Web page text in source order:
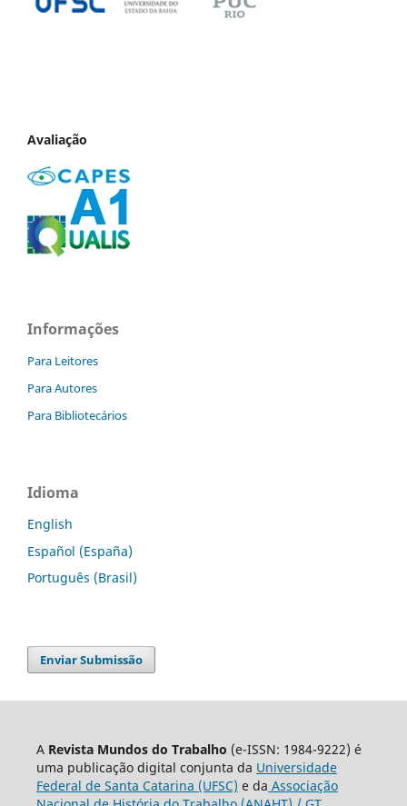
Avaliação
Informações
Para Leitores
Para Autores
Para Bibliotecários
Idioma
English
Español (España)
Português (Brasil)
Enviar Submissão
A Revista Mundos do Trabalho (e-ISSN: 1984-9222) é
uma publicação digital conjunta da Universidade
Federal de Santa Catarina (UFSC) e da Associação